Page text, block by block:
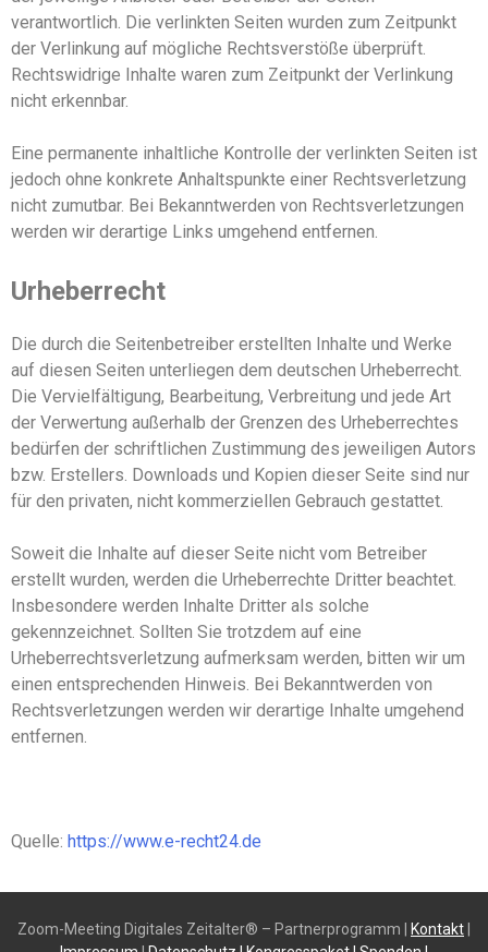
verantwortlich. Die verlinkten Seiten wurden zum Zeitpunkt
der Verlinkung auf mögliche Rechtsverstöße überprüft.
Rechtswidrige Inhalte waren zum Zeitpunkt der Verlinkung
nicht erkennbar.
Eine permanente inhaltliche Kontrolle der verlinkten Seiten ist
jedoch ohne konkrete Anhaltspunkte einer Rechtsverletzung
nicht zumutbar. Bei Bekanntwerden von Rechtsverletzungen
werden wir derartige Links umgehend entfernen.
Urheberrecht
Die durch die Seitenbetreiber erstellten Inhalte und Werke
auf diesen Seiten unterliegen dem deutschen Urheberrecht.
Die Vervielfältigung, Bearbeitung, Verbreitung und jede Art
der Verwertung außerhalb der Grenzen des Urheberrechtes
bedürfen der schriftlichen Zustimmung des jeweiligen Autors
bzw. Erstellers. Downloads und Kopien dieser Seite sind nur
für den privaten, nicht kommerziellen Gebrauch gestattet.
Soweit die Inhalte auf dieser Seite nicht vom Betreiber
erstellt wurden, werden die Urheberrechte Dritter beachtet.
Insbesondere werden Inhalte Dritter als solche
gekennzeichnet. Sollten Sie trotzdem auf eine
Urheberrechtsverletzung aufmerksam werden, bitten wir um
einen entsprechenden Hinweis. Bei Bekanntwerden von
Rechtsverletzungen werden wir derartige Inhalte umgehend
entfernen.
Quelle: https://www.e-recht24.de
Zoom-Meeting Digitales Zeitalter® – Partnerprogramm | Kontakt